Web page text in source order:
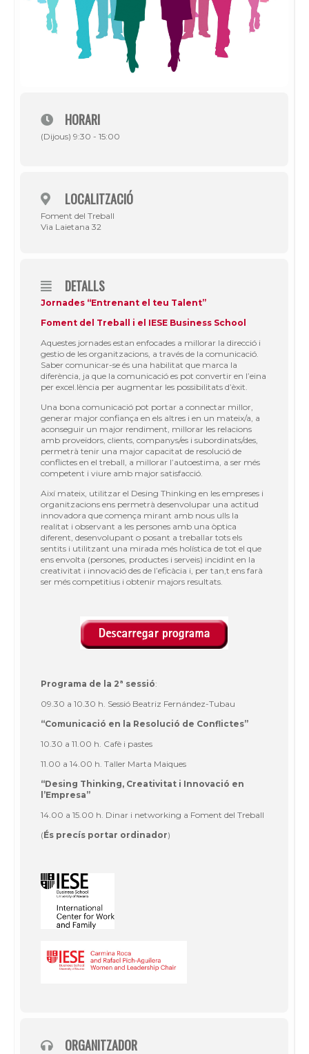
HORARI
(Dijous) 9:30 - 15:00
LOCALITZACIÓ
Foment del Treball
Via Laietana 32
DETALLS
Jornades “Entrenant el teu Talent”
Foment del Treball i el IESE Business School
Aquestes jornades estan enfocades a millorar la direcció i
gestio de les organitzacions, a través de la comunicació.
Saber comunicar-se és una habilitat que marca la
diferència, ja que la comunicació es pot convertir en l’eina
per excel.lència per augmentar les possibilitats d’èxit.
Una bona comunicació pot portar a connectar millor,
generar major confiança en els altres i en un mateix/a, a
aconseguir un major rendiment, millorar les relacions
amb proveïdors, clients, companys/es i subordinats/des,
permetrà tenir una major capacitat de resolució de
conflictes en el treball, a millorar l’autoestima, a ser més
competent i viure amb major satisfacció.
Així mateix, utilitzar el Desing Thinking en les empreses i
organitzacions ens permetrà desenvolupar una actitud
innovadora que comença mirant amb nous ulls la
realitat i observant a les persones amb una òptica
diferent, desenvolupant o posant a treballar tots els
sentits i utilitzant una mirada més holística de tot el que
ens envolta (persones, productes i serveis) incidint en la
creativitat i innovació des de l’eficàcia i, per tan,t ens farà
ser més competitius i obtenir majors resultats.
Programa de la 2ª sessió:
09.30 a 10.30 h. Sessió Beatriz Fernández-Tubau
“Comunicació en la Resolució de Conflictes”
10.30 a 11.00 h. Cafè i pastes
11.00 a 14.00 h. Taller Marta Maiques
“Desing Thinking, Creativitat i Innovació en
l’Empresa”
14.00 a 15.00 h. Dinar i networking a Foment del Treball
(És precís portar ordinador)
ORGANITZADOR